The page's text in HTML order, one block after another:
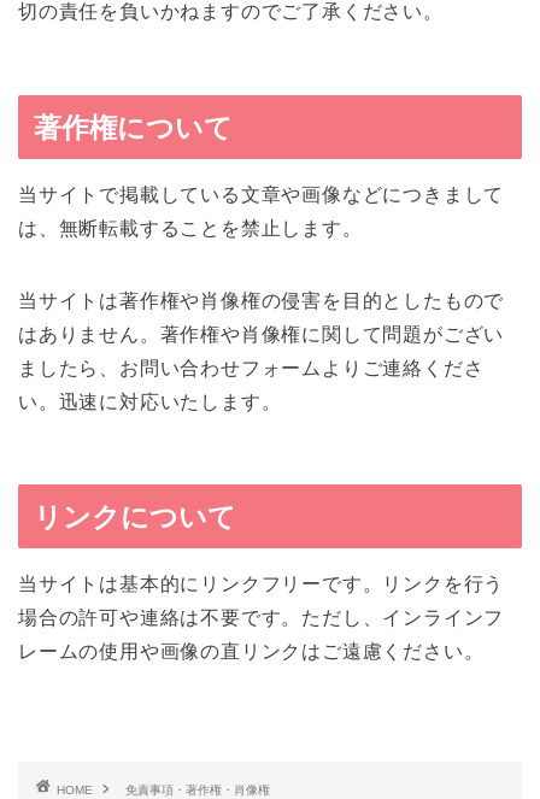
切の責任を負いかねますのでご了承ください。
著作権について
当サイトで掲載している文章や画像などにつきまして
は、無断転載することを禁止します。
当サイトは著作権や肖像権の侵害を目的としたもので
はありません。著作権や肖像権に関して問題がござい
ましたら、お問い合わせフォームよりご連絡くださ
い。迅速に対応いたします。
リンクについて
当サイトは基本的にリンクフリーです。リンクを行う
場合の許可や連絡は不要です。ただし、インラインフ
レームの使用や画像の直リンクはご遠慮ください。
HOME 免責事項・著作権・肖像権